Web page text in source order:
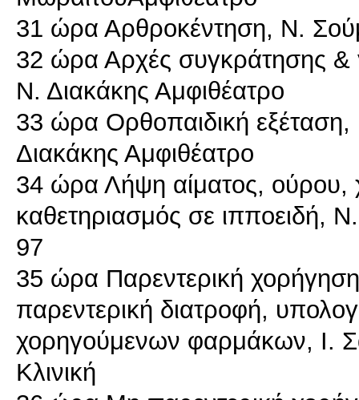
31 ώρα Αρθροκέντηση, N.
32 ώρα Αρχές συγκράτησης &
Ν. Διακάκης Αμφιθέατρο
33 ώρα Ορθοπαιδική εξέταση,
Διακάκης Αμφιθέατρο
34 ώρα Λήψη αίματος,
καθετηριασμός σε ιπποειδή,
97
35 ώρα Παρεντερική
παρεντερική διατροφή,
χορηγούμενων φαρμάκων, Ι.
Κλινική